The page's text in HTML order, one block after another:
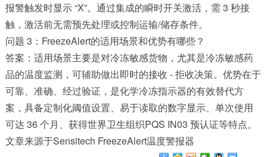
报警触发时显示 “X”。通过集成的瞬时开关激活，需 3 秒接
触，激活前无需预先处理或控制运输/储存条件。
问题 3：FreezeAlert的适用场景和优势有哪些？
答案：适用场景主要是对冷冻敏感货物，尤其是冷冻敏感药
品的温度监测，可辅助做出即时的接收 - 拒收决策。优势在于
可靠、准确、经过验证，是化学冷冻指示器的有效替代方
案，具备定制化阈值设置、易于读取的数字显示、单次使用
可达 36 个月、获得世界卫生组织PQS IN03 预认证等特点。
文章来源于Sensitech FreezeAlert温度警报器